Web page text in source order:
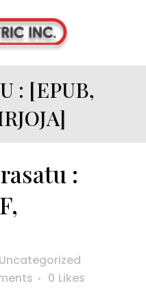
: [EPUB,
:
Uncategorized
0 Likes